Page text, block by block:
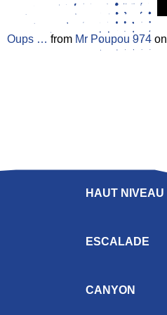
Oups … from Mr Poupou 974 on
HAUT NIVEAU
ESCALADE
CANYON